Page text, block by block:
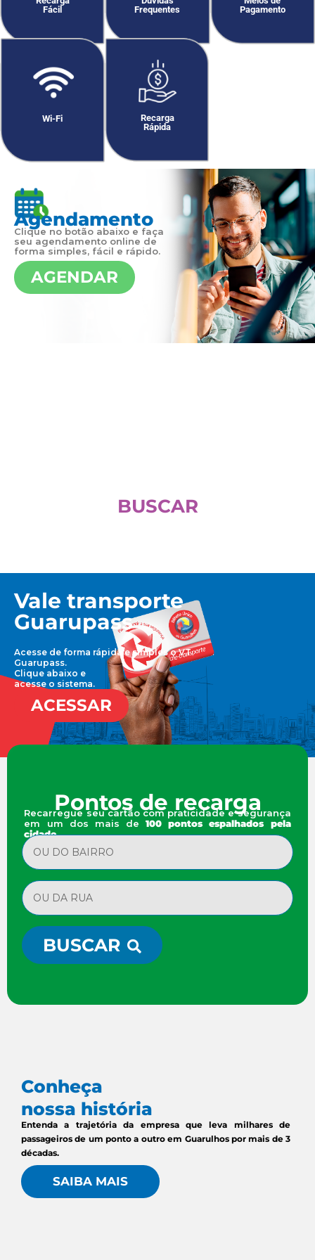
Fácil
Frequentes
Pagamento
Wi-Fi
Recarga
Rápida
Agendamento
Clique no botão abaixo e faça
seu agendamento online de
forma simples, fácil e rápido.
AGENDAR
BUSCAR
Vale transporte
Guarupass
Acesse de forma rápida e simples o VT
Guarupass.
Clique abaixo e
acesse o sistema.
ACESSAR
Pontos de recarga
Recarregue seu cartão com praticidade e segurança
em um dos mais de100 pontos espalhados pela
cidade.
BUSCAR
Conheça
nossa história
Entenda a trajetória da empresa que leva milhares de
passageiros de um ponto a outro em Guarulhos por mais de 3
décadas.
SAIBA MAIS